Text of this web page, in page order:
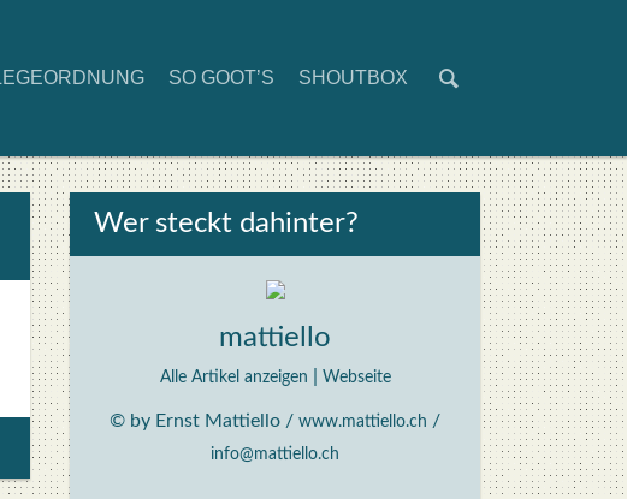
SO GOOT’S SHOUT­BOX
Wer steckt dahin­ter?
mattiello
Alle Artikel anzeigen Webseite
© by Ernst Mattiello / www.mattiello.ch /
info@mattiello.ch